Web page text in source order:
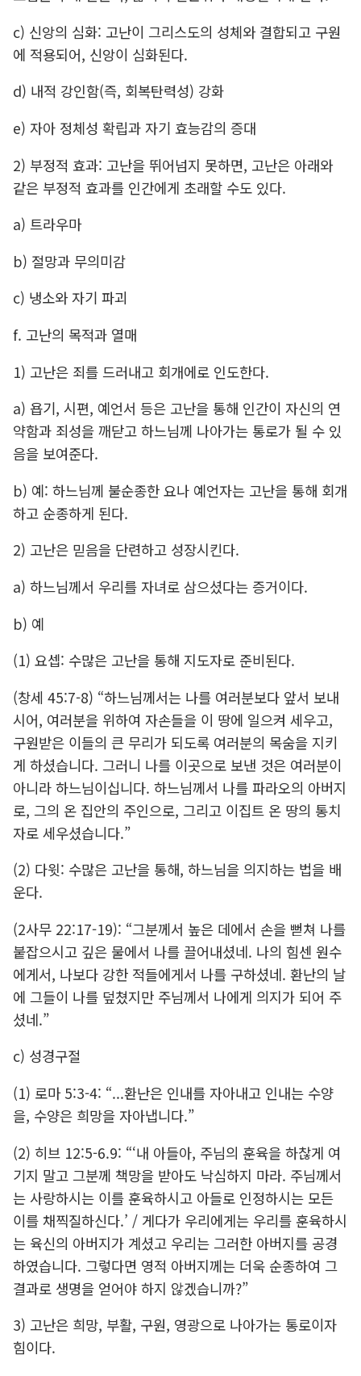
c) 신앙의 심화: 고난이 그리스도의 성체와 결합되고 구원
에 적용되어, 신앙이 심화된다.
d) 내적 강인함(즉, 회복탄력성) 강화
e) 자아 정체성 확립과 자기 효능감의 증대
2) 부정적 효과: 고난을 뛰어넘지 못하면, 고난은 아래와
같은 부정적 효과를 인간에게 초래할 수도 있다.
a) 트라우마
b) 절망과 무의미감
c) 냉소와 자기 파괴
f. 고난의 목적과 열매
1) 고난은 죄를 드러내고 회개에로 인도한다.
a) 욥기, 시편, 예언서 등은 고난을 통해 인간이 자신의 연
약함과 죄성을 깨닫고 하느님께 나아가는 통로가 될 수 있
음을 보여준다.
b) 예: 하느님께 불순종한 요나 예언자는 고난을 통해 회개
하고 순종하게 된다.
2) 고난은 믿음을 단련하고 성장시킨다.
a) 하느님께서 우리를 자녀로 삼으셨다는 증거이다.
b) 예
(1) 요셉: 수많은 고난을 통해 지도자로 준비된다.
(창세 45:7-8) “하느님께서는 나를 여러분보다 앞서 보내
시어, 여러분을 위하여 자손들을 이 땅에 일으켜 세우고,
구원받은 이들의 큰 무리가 되도록 여러분의 목숨을 지키
게 하셨습니다. 그러니 나를 이곳으로 보낸 것은 여러분이
아니라 하느님이십니다. 하느님께서 나를 파라오의 아버지
로, 그의 온 집안의 주인으로, 그리고 이집트 온 땅의 통치
자로 세우셨습니다.”
(2) 다윗: 수많은 고난을 통해, 하느님을 의지하는 법을 배
운다.
(2사무 22:17-19): “그분께서 높은 데에서 손을 뻗쳐 나를
붙잡으시고 깊은 물에서 나를 끌어내셨네. 나의 힘센 원수
에게서, 나보다 강한 적들에게서 나를 구하셨네. 환난의 날
에 그들이 나를 덮쳤지만 주님께서 나에게 의지가 되어 주
셨네.”
c) 성경구절
(1) 로마 5:3-4: “...환난은 인내를 자아내고 인내는 수양
을, 수양은 희망을 자아냅니다.”
(2) 히브 12:5-6.9: “‘내 아들아, 주님의 훈육을 하찮게 여
기지 말고 그분께 책망을 받아도 낙심하지 마라. 주님께서
는 사랑하시는 이를 훈육하시고 아들로 인정하시는 모든
이를 채찍질하신다.’ / 게다가 우리에게는 우리를 훈육하시
는 육신의 아버지가 계셨고 우리는 그러한 아버지를 공경
하였습니다. 그렇다면 영적 아버지께는 더욱 순종하여 그
결과로 생명을 얻어야 하지 않겠습니까?”
3) 고난은 희망, 부활, 구원, 영광으로 나아가는 통로이자
힘이다.